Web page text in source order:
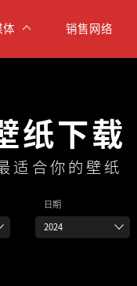
体 销售网络
纸下载
适合你的壁纸
日期
2024